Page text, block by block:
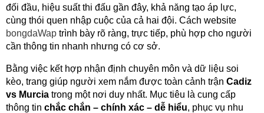
đối đầu, hiệu suất thi đấu gần đây, khả năng tạo áp lực,
cùng thói quen nhập cuộc của cả hai đội. Cách website
bongdaWap trình bày rõ ràng, trực tiếp, phù hợp cho người
cần thông tin nhanh nhưng có cơ sở.
Bằng việc kết hợp nhận định chuyên môn và dữ liệu soi
kèo, trang giúp người xem nắm được toàn cảnh trận Cadiz
vs Murcia trong một nơi duy nhất. Mục tiêu là cung cấp
thông tin chắc chắn – chính xác – dễ hiểu, phục vụ nhu